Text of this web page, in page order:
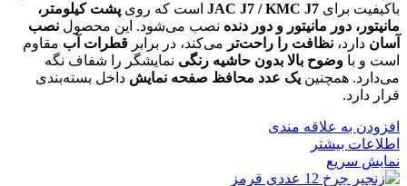
باکیفیت برای JAC J7 / KMC J7 است که روی پشت کیلومتر،
مانیتور، دور مانیتور و دور دنده نصب می‌شود. این محصول نصب
آسان دارد، نظافت را راحت‌تر می‌کند، در برابر قطرات آب مقاوم
است و با وضوح بالا بدون حاشیه رنگی نمایشگر را شفاف نگه
می‌دارد. همچنین یک عدد محافظ صفحه نمایش داخل بسته‌بندی
قرار دارد.
افزودن به علاقه مندی
اطلاعات بیشتر
نمایش سریع